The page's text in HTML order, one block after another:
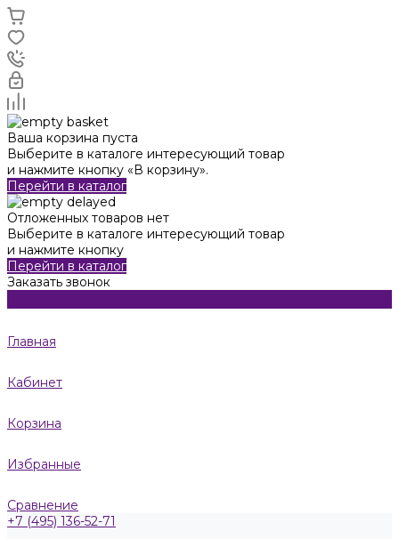
Ваша корзина пуста
Выберите в каталоге интересующий товар
и нажмите кнопку «В корзину».
Перейти в каталог
Отложенных товаров нет
Выберите в каталоге интересующий товар
и нажмите кнопку
Перейти в каталог
Заказать звонок
Главная
Кабинет
Корзина
Избранные
Сравнение
+7 (495) 136-52-71